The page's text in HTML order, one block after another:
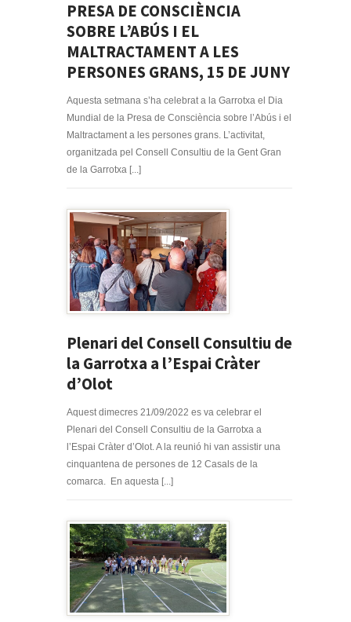
PRESA DE CONSCIÈNCIA
SOBRE L’ABÚS I EL
MALTRACTAMENT A LES
PERSONES GRANS, 15 DE JUNY
Aquesta setmana s’ha celebrat a la Garrotxa el Dia
Mundial de la Presa de Consciència sobre l’Abús i el
Maltractament a les persones grans. L’activitat,
organitzada pel Consell Consultiu de la Gent Gran
de la Garrotxa [...]
Plenari del Consell Consultiu de
la Garrotxa a l’Espai Cràter
d’Olot
Aquest dimecres 21/09/2022 es va celebrar el
Plenari del Consell Consultiu de la Garrotxa a
l’Espai Cràter d’Olot. A la reunió hi van assistir una
cinquantena de persones de 12 Casals de la
comarca. En aquesta [...]